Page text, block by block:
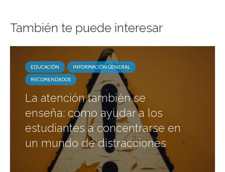
También te puede interesar
EDUCACIÓN
INFORMACIÓN GENERAL
RECOMENDADOS
La atención también se
enseña: cómo ayudar a los
estudiantes a concentrarse en
un mundo de distracciones